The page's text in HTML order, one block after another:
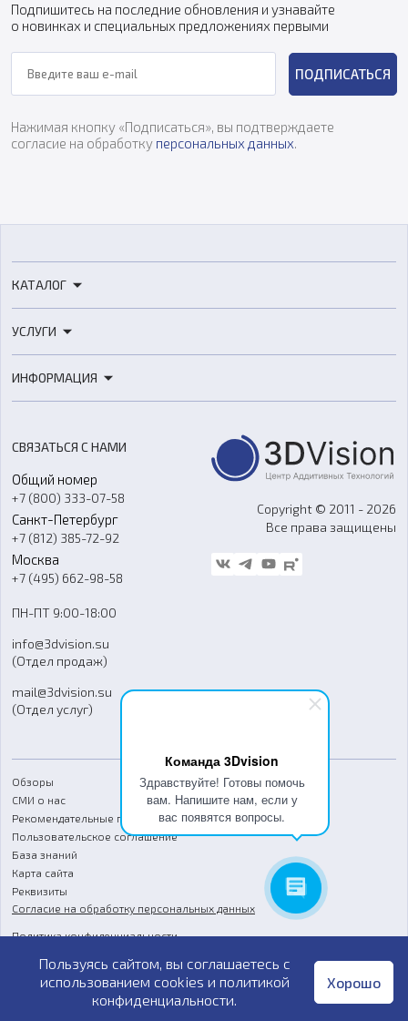
Команда 3Dvision
Здравствуйте! Готовы помочь
вам. Напишите нам, если у
вас появятся вопросы.
Подпишитесь на последние обновления и узнавайте
о новинках и специальных предложениях первыми
ПОДПИСАТЬСЯ
Нажимая кнопку «Подписаться», вы подтверждаете
согласие на обработку персональных данных.
КАТАЛОГ
3D-сканеры
Расходные материалы
Оборудование и материалы для вакуумного литья
Аксессуары и прочее оборудование
Программное обеспечение
УСЛУГИ
3D-моделирование
Ремонт и услуги
ИНФОРМАЦИЯ
О компании
Контакты
Гос. закупки
Стать дилером
Блог
FAQ
СВЯЗАТЬСЯ С НАМИ
Общий номер
+7 (800) 333-07-58
Санкт-Петербург
+7 (812) 385-72-92
Москва
+7 (495) 662-98-58
ПН-ПТ 9:00-18:00
info@3dvision.su
(Отдел продаж)
mail@3dvision.su
(Отдел услуг)
Copyright © 2011 - 2026
Все права защищены
Обзоры
СМИ о нас
Рекомендательные письма
Пользовательское соглашение
База знаний
Карта сайта
Реквизиты
Согласие на обработку персональных данных
Политика конфиденциальности
Публичная оферта
Пользуясь сайтом, вы соглашаетесь с
использованием cookies и политикой
конфиденциальности.
Хорошо